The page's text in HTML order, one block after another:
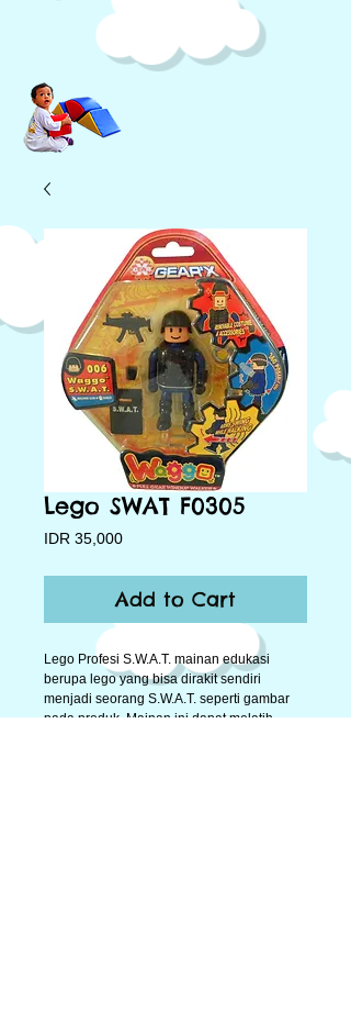
Lego SWAT F0305
IDR 35,000Price
Add to Cart
Lego Profesi S.W.A.T. mainan edukasi
berupa lego yang bisa dirakit sendiri
menjadi seorang S.W.A.T. seperti gambar
pada produk. Mainan ini dapat melatih